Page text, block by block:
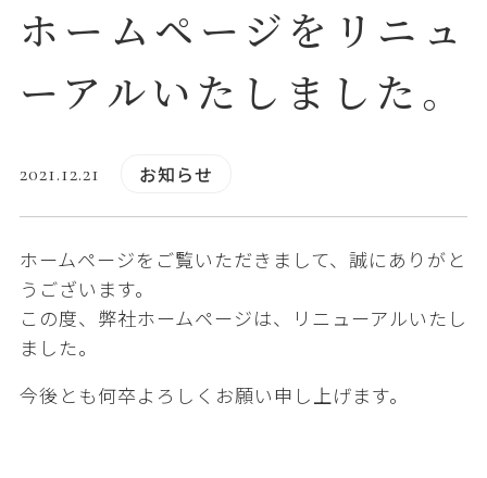
ホームページをリニュ
ーアルいたしました。
2021.12.21 お知らせ
ホームページをご覧いただきまして、誠にありがと
うございます。
この度、弊社ホームページは、リニューアルいたし
ました。
今後とも何卒よろしくお願い申し上げます。